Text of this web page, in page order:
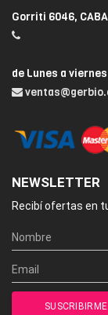
Gorriti 6046, CABA
de Lunes a
NEWSLETTER
Recibí ofertas en